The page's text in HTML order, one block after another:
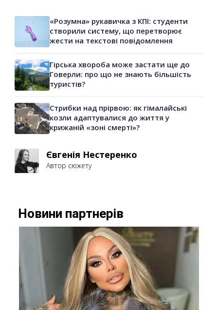
«Розумна» рукавичка з КПІ: студенти
створили систему, що перетворює
жести на текстові повідомлення
Гірська хвороба може застати ще до
Говерли: про що не знають більшість
туристів?
Стрибки над прірвою: як гімалайські
козли адаптувалися до життя у
крижаній «зоні смерті»?
Євгенія Нестеренко
Автор сюжету